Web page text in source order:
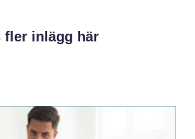
fler inlägg här